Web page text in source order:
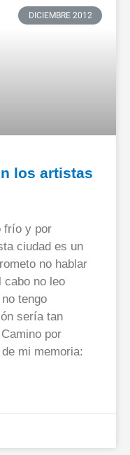
DICIEMBRE 2012
los artistas
frío y por
ciudad es un
no hablar
cabo no leo
tengo
sería tan
por
mi memoria: